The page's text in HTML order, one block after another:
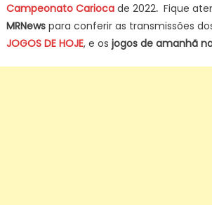
Campeonato Carioca de 2022. Fique
MRNewspara conferir as transmissões
JOGOS DE HOJE, e os jogos de amanhã